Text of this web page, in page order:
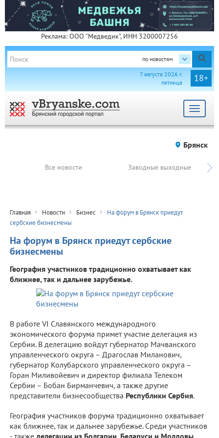
Реклама: ООО "Медведик", ИНН 3200007256
по новостям
18+
7 августа 2026 г.
пятница
Toggle
Брянск
Все новости Заводные выходные
Главная Новости Бизнес
На форум в Брянск приедут
сербские бизнесмены
На форум в Брянск приедут сербские
бизнесмены
География участников традиционно охватывает как
ближнее, так и дальнее зарубежье.
В работе VI Славянского международного
экономического форума примет участие делегация из
Сербии. В делегацию войдут губернатор Мачванского
управленческого округа – Драгослав Миланович,
губернатор Колубарского управленческого округа –
Горан Миливойевич и директор филиала Телеком
Сербии – Бобан Бирманчевич, а также другие
представители бизнесообщества Республики Сербия.
География участников форума традиционно охватывает
как ближнее, так и дальнее зарубежье. Среди участников
- также делегации из Болгарии, Беларуси и Молдовы